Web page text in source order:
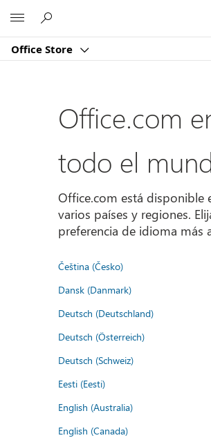
Office Store
Office.com
todo el
Office.com está disponible
varios países y regiones.
preferencia de idioma más
Čeština (Česko)
Dansk (Danmark)
Deutsch (Deutschland)
Deutsch (Österreich)
Deutsch (Schweiz)
Eesti (Eesti)
English (Australia)
English (Canada)